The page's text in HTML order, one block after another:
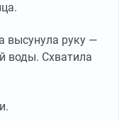
высунула руку —
воды. Схватила